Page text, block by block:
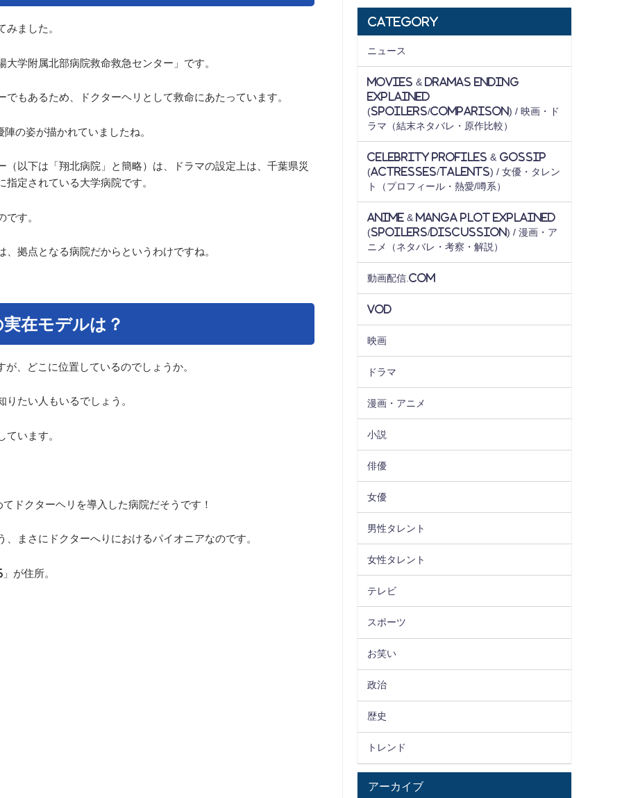
みました。
学附属北部病院救命救急センター」です。
もあるため、ドクターヘリとして救命にあたっています。
姿が描かれていましたね。
以下は「翔北病院」と簡略）は、ドラマの設定上は、千葉県災
定されている大学病院です。
です。
拠点となる病院だからというわけですね。
在モデルは？
どこに位置しているのでしょうか。
たい人もいるでしょう。
います。
ドクターヘリを導入した病院だそうです！
まさにドクターへりにおけるパイオニアなのです。
が住所。
Category
ニュース
Movies & Dramas Ending
Explained
(Spoilers/Comparison) / 映画・ド
ラマ（結末ネタバレ・原作比較）
Celebrity Profiles & Gossip
(Actresses/Talents) / 女優・タレン
ト（プロフィール・熱愛/噂系）
Anime & Manga Plot Explained
(Spoilers/Discussion) / 漫画・ア
ニメ（ネタバレ・考察・解説）
動画配信.com
VOD
映画
ドラマ
漫画・アニメ
小説
俳優
女優
男性タレント
女性タレント
テレビ
スポーツ
お笑い
政治
歴史
トレンド
アーカイブ